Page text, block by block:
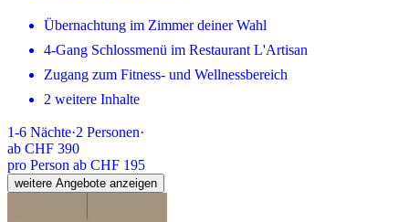
Übernachtung im Zimmer deiner Wahl
4-Gang Schlossmenü im Restaurant L'Artisan
Zugang zum Fitness- und Wellnessbereich
2 weitere Inhalte
1-6 Nächte·2 Personen·
ab CHF 390
pro Person ab CHF 195
weitere Angebote anzeigen